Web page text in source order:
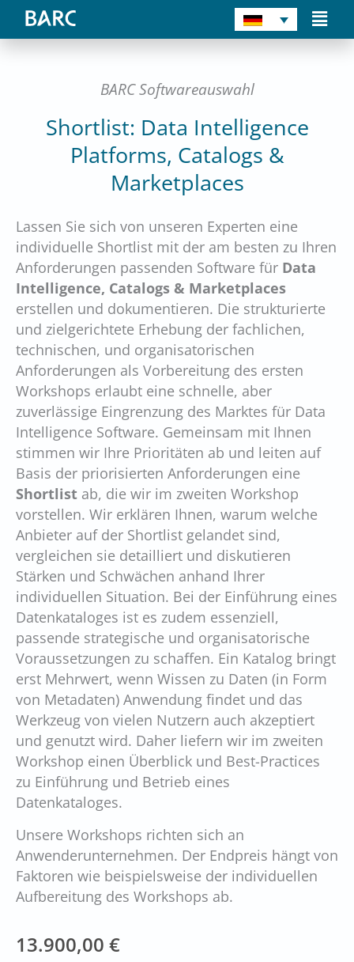
Zum
Inhalt
Main
BARC Softwareauswahl
Shortlist: Data Intelligence
Platforms, Catalogs &
Marketplaces
Lassen Sie sich von unseren Experten eine
individuelle Shortlist mit der am besten zu Ihren
Anforderungen passenden Software für Data
Intelligence, Catalogs & Marketplaces
erstellen und dokumentieren. Die strukturierte
und zielgerichtete Erhebung der fachlichen,
technischen, und organisatorischen
Anforderungen als Vorbereitung des ersten
Workshops erlaubt eine schnelle, aber
zuverlässige Eingrenzung des Marktes für Data
Intelligence Software. Gemeinsam mit Ihnen
stimmen wir Ihre Prioritäten ab und leiten auf
Basis der priorisierten Anforderungen eine
Shortlist ab, die wir im zweiten Workshop
vorstellen. Wir erklären Ihnen, warum welche
Anbieter auf der Shortlist gelandet sind,
vergleichen sie detailliert und diskutieren
Stärken und Schwächen anhand Ihrer
individuellen Situation. Bei der Einführung eines
Datenkataloges ist es zudem essenziell,
passende strategische und organisatorische
Voraussetzungen zu schaffen. Ein Katalog bringt
erst Mehrwert, wenn Wissen zu Daten (in Form
von Metadaten) Anwendung findet und das
Werkzeug von vielen Nutzern auch akzeptiert
und genutzt wird. Daher liefern wir im zweiten
Workshop einen Überblick und Best-Practices
zu Einführung und Betrieb eines
Datenkataloges.
Unsere Workshops richten sich an
Anwenderunternehmen. Der Endpreis hängt von
Faktoren wie beispielsweise der individuellen
Aufbereitung des Workshops ab.
13.900,00 €